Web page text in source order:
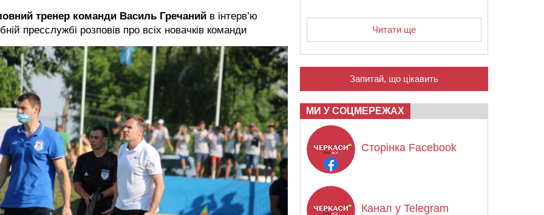
тренер команди Василь Гречаний в інтерв’ю
пресслужбі розповів про всіх новачків команди
Читати ще
Запитай, що цікавить
МИ У СОЦМЕРЕЖАХ
Сторінка Facebook
Канал у Telegram